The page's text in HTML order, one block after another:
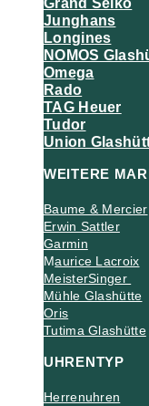
Grand Seiko
Junghans
Longines
NOMOS
Omega
Rado
TAG Heuer
Tudor
Union
WEITERE
Baume & Mercier
Erwin Sattler
Garmin
Maurice Lacroix
MeisterSinger
Mühle Glashütte
Oris
Tutima Glashütte
UHRENTYP
Herrenuhren